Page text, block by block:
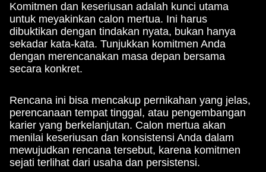
Komitmen dan keseriusan adalah kunci utama
untuk meyakinkan calon mertua. Ini harus
dibuktikan dengan tindakan nyata, bukan hanya
sekadar kata-kata. Tunjukkan komitmen Anda
dengan merencanakan masa depan bersama
secara konkret.
Rencana ini bisa mencakup pernikahan yang jelas,
perencanaan tempat tinggal, atau pengembangan
karier yang berkelanjutan. Calon mertua akan
menilai keseriusan dan konsistensi Anda dalam
mewujudkan rencana tersebut, karena komitmen
sejati terlihat dari usaha dan persistensi.